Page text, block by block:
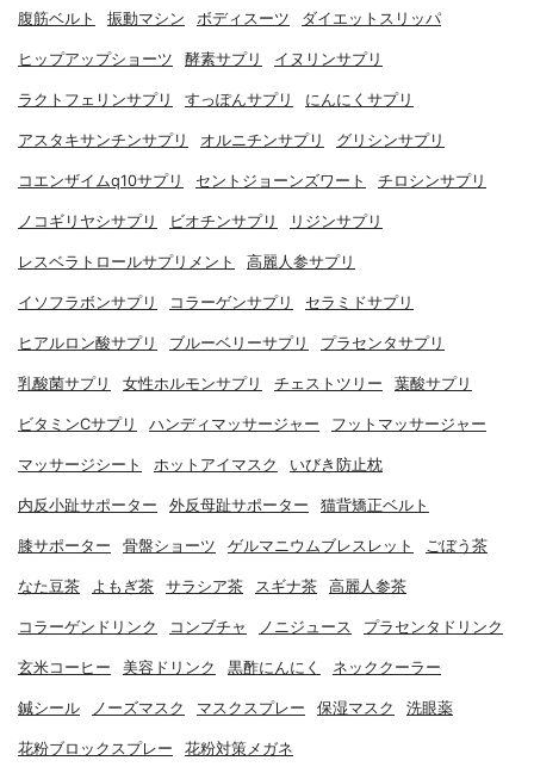
腹筋ベルト 振動マシン ボディスーツ ダイエットスリッパ
ヒップアップショーツ 酵素サプリ イヌリンサプリ
ラクトフェリンサプリ すっぽんサプリ にんにくサプリ
アスタキサンチンサプリ オルニチンサプリ グリシンサプリ
コエンザイムq10サプリ セントジョーンズワート チロシンサプリ
ノコギリヤシサプリ ビオチンサプリ リジンサプリ
レスベラトロールサプリメント 高麗人参サプリ
イソフラボンサプリ コラーゲンサプリ セラミドサプリ
ヒアルロン酸サプリ ブルーベリーサプリ プラセンタサプリ
乳酸菌サプリ 女性ホルモンサプリ チェストツリー 葉酸サプリ
ビタミンCサプリ ハンディマッサージャー フットマッサージャー
マッサージシート ホットアイマスク いびき防止枕
内反小趾サポーター 外反母趾サポーター 猫背矯正ベルト
膝サポーター 骨盤ショーツ ゲルマニウムブレスレット ごぼう茶
なた豆茶 よもぎ茶 サラシア茶 スギナ茶 高麗人参茶
コラーゲンドリンク コンブチャ ノニジュース プラセンタドリンク
玄米コーヒー 美容ドリンク 黒酢にんにく ネッククーラー
鍼シール ノーズマスク マスクスプレー 保湿マスク 洗眼薬
花粉ブロックスプレー 花粉対策メガネ